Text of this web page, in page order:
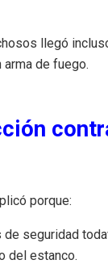
llegó
de fuego.
porque:
de seguridad
del estanco.